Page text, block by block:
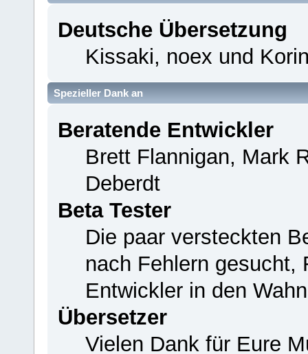
Deutsche Übersetzung
Kissaki, noex und
Spezieller Dank an
Beratende Entwickler
Brett Flannigan, Mark
Deberdt
Beta Tester
Die paar versteckten
nach Fehlern gesucht,
Entwickler in den
Übersetzer
Vielen Dank für Eure